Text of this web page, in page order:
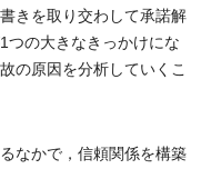
きを取り交わして承諾解
つの大きなきっかけにな
の原因を分析していくこ
なかで，信頼関係を構築